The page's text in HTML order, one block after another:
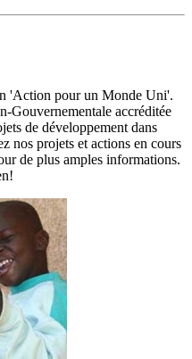
'Action pour un Monde Uni'.
Gouvernementale accréditée
de développement dans
nos projets et actions en cours
de plus amples informations.